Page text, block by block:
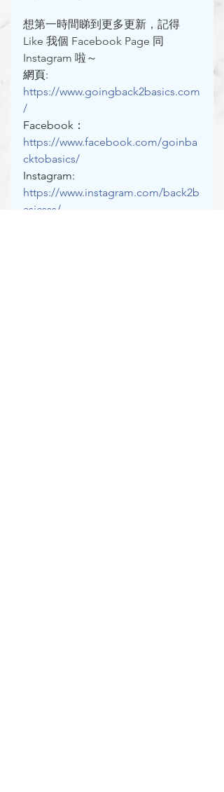
想第一時間睇到更多更新，記得
Like 我個 Facebook Page 同
Instagram 啦～
網頁:
https://www.goingback2basics.com
/
Facebook：
https://www.facebook.com/goinba
cktobasics/
Instagram:
https://www.instagram.com/back2b
asicsss/